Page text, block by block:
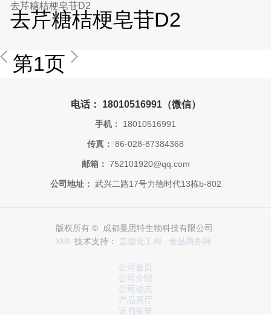
去芹糖桔梗皂苷D2
去芹糖桔梗皂苷D2
第1页
电话： 18010516991（微信）
手机： 18010516991
传真： 86-028-87384368
邮箱： 752101920@qq.com
公司地址： 武兴二路17号力德时代13栋b-802
版权所有 © 成都曼思特生物科技有限公司
XML 技术支持： 盖德化工网 食品商务网
公司首页
公司介绍
公司动态
产品展厅
证书荣誉